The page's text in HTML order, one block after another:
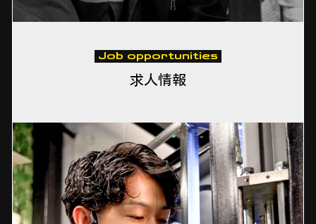
Job opportunities
求人情報